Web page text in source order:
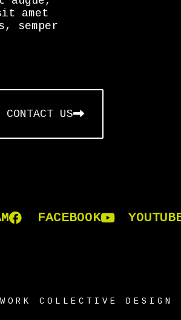
amet
semper
CONTACT US
FACEBOOK
COLLECTIVE DESIGN